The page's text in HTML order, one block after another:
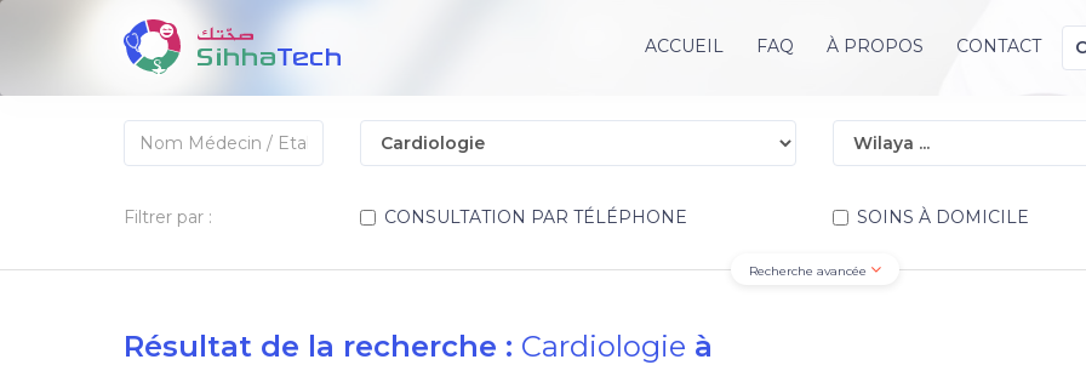
ACCUEIL FAQ À PROPOS CONTACT
Filtrer par : CONSULTATION PAR TÉLÉPHONE SOINS À DOMICILE
Recherche avancée
Résultat de la recherche : Cardiologie à